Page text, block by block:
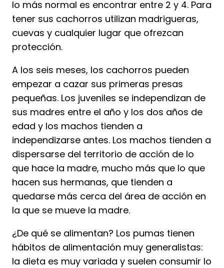
lo más normal es encontrar entre 2 y 4. Para
tener sus cachorros utilizan madrigueras,
cuevas y cualquier lugar que ofrezcan
protección.
A los seis meses, los cachorros pueden
empezar a cazar sus primeras presas
pequeñas. Los juveniles se independizan de
sus madres entre el año y los dos años de
edad y los machos tienden a
independizarse antes. Los machos tienden a
dispersarse del territorio de acción de lo
que hace la madre, mucho más que lo que
hacen sus hermanas, que tienden a
quedarse más cerca del área de acción en
la que se mueve la madre.
¿De qué se alimentan? Los pumas tienen
hábitos de alimentación muy generalistas:
la dieta es muy variada y suelen consumir lo